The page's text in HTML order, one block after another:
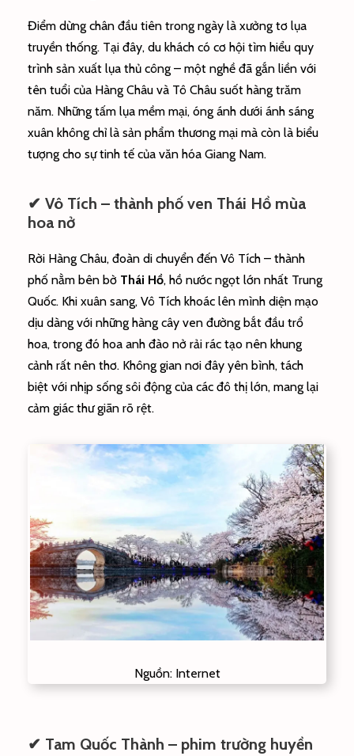
Điểm dừng chân đầu tiên trong ngày là xưởng tơ lụa
truyền thống. Tại đây, du khách có cơ hội tìm hiểu quy
trình sản xuất lụa thủ công – một nghề đã gắn liền với
tên tuổi của Hàng Châu và Tô Châu suốt hàng trăm
năm. Những tấm lụa mềm mại, óng ánh dưới ánh sáng
xuân không chỉ là sản phẩm thương mại mà còn là biểu
tượng cho sự tinh tế của văn hóa Giang Nam.
✔ Vô Tích – thành phố ven Thái Hồ mùa
hoa nở
Rời Hàng Châu, đoàn di chuyển đến Vô Tích – thành
phố nằm bên bờ Thái Hồ, hồ nước ngọt lớn nhất Trung
Quốc. Khi xuân sang, Vô Tích khoác lên mình diện mạo
dịu dàng với những hàng cây ven đường bắt đầu trổ
hoa, trong đó hoa anh đào nở rải rác tạo nên khung
cảnh rất nên thơ. Không gian nơi đây yên bình, tách
biệt với nhịp sống sôi động của các đô thị lớn, mang lại
cảm giác thư giãn rõ rệt.
Nguồn: Internet
✔ Tam Quốc Thành – phim trường huyền